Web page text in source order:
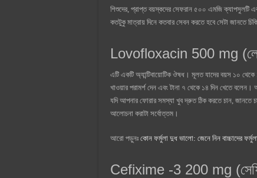
শিশুদের, প্রাপ্ত বয়স্কদের সেফরান ৫০০ এমজি ক্যাপসুলটি
কতটুকু মাত্রায় দিনে কতবার সেবন করতে হবে সেটা জানতে
Lovofloxacin 500 mg
এটি একটি অ্যান্টিবায়োটিক ঔষধ। মূলত যাদের বয়স ১০
খাওয়ার পরামর্শ দেন এবং টানা ৭ থেকে ১৪ দিন খেতে
যদি আপনার ফোরার সমস্যা খুব দ্রুত ঠিক করতে চান, জানতে
আলোচনা করাটা সর্বোত্তম।
আরো পড়ুনঃ কোন ফর্মুলা দুধ ভালো: জেনে নিন বাচ্চাদের
Cefixime -3 200 mg